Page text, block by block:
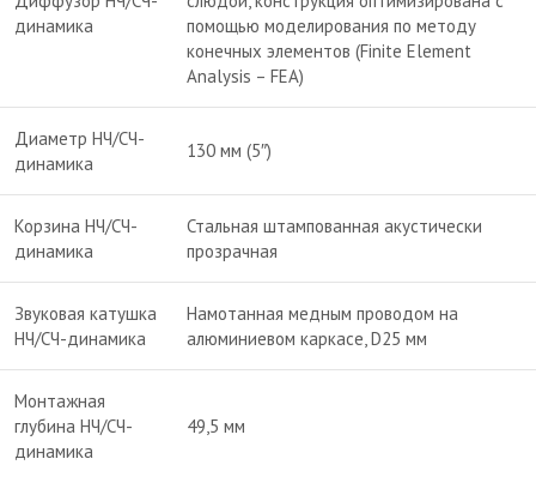
динамика
помощью моделирования по методу
конечных элементов (Finite Element
Analysis – FEA)
Диаметр НЧ/СЧ-
динамика
130 мм (5″)
Корзина НЧ/СЧ-
динамика
Стальная штампованная акустически
прозрачная
Звуковая катушка
НЧ/СЧ-динамика
Намотанная медным проводом на
алюминиевом каркасе, D25 мм
Монтажная
глубина НЧ/СЧ-
динамика
49,5 мм